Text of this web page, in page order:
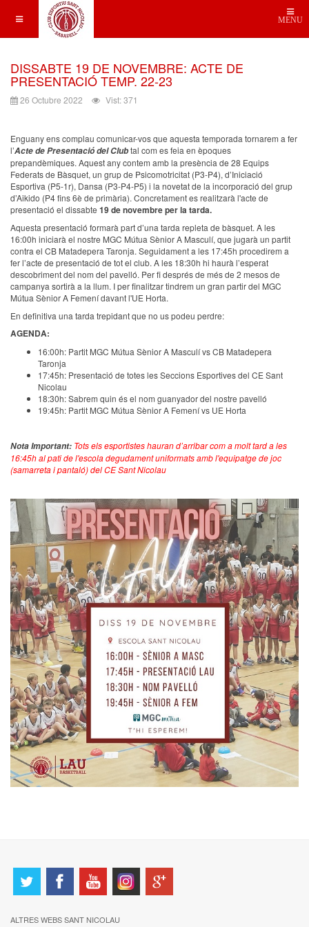
MENU
DISSABTE 19 DE NOVEMBRE: ACTE DE
PRESENTACIÓ TEMP. 22-23
26 Octubre 2022 Vist: 371
Enguany ens complau comunicar-vos que aquesta temporada tornarem a fer
l’Acte dePresentació del Clubtal com es feia en èpoques
prepandèmiques. Aquest any contem amb la presència de 28 Equips
Federats de Bàsquet, un grup de Psicomotricitat (P3-P4), d’Iniciació
Esportiva (P5-1r), Dansa (P3-P4-P5) i la novetat de la incorporació del grup
d’Aikido (P4 fins 6è de primària). Concretament es realitzarà l'acte de
presentació el dissabte 19 denovembre per la tarda.
Aquesta presentació formarà part d’una tarda repleta de bàsquet. A les
16:00h iniciarà el nostre MGC Mútua Sènior A Masculí, que jugarà un partit
contra el CB Matadepera Taronja. Seguidament a les 17:45h procedirem a
fer l’acte de presentació de tot el club. A les 18:30h hi haurà l’esperat
descobriment del nom del pavelló. Per fi després de més de 2 mesos de
campanya sortirà a la llum. I per finalitzar tindrem un gran partir del MGC
Mútua Sènior A Femení davant l'UE Horta.
En definitiva una tarda trepidant que no us podeu perdre:
AGENDA:
16:00h: Partit MGC Mútua Sènior A Masculí vs CB Matadepera
Taronja
17:45h: Presentació de totes les Seccions Esportives del CE Sant
Nicolau
18:30h: Sabrem quin és el nom guanyador del nostre pavelló
19:45h: Partit MGC Mútua Sènior A Femení vs UE Horta
Nota Important: Tots els esportistes hauran d’arribar com a molt tard a les
16:45h al pati de l'escola degudament uniformats amb l'equipatge de joc
(samarreta i pantaló) del CE Sant Nicolau
ALTRES WEBS SANT NICOLAU